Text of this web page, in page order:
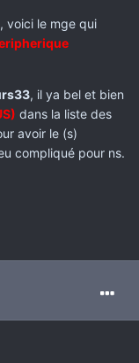
, voici le mge qui
, il ya bel et bien
dans la liste des
avoir le (s)
compliqué pour ns.